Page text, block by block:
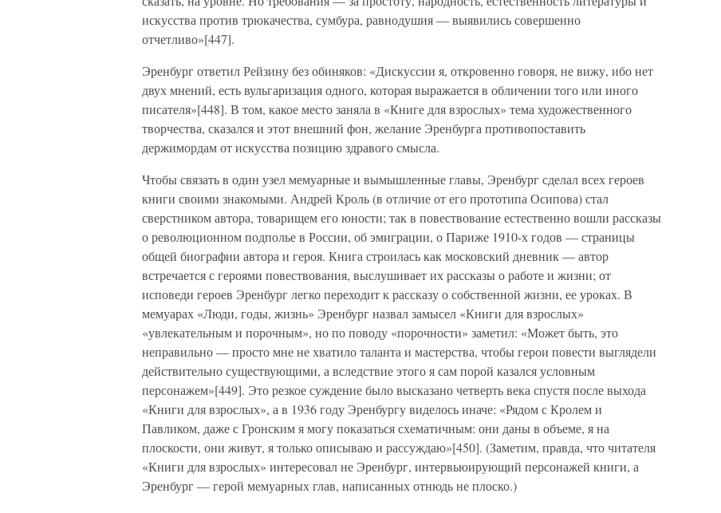
искусства против трюкачества, сумбура, равнодушия — выявились совершенно
отчетливо»[447].
Эренбург ответил Рейзину без обиняков: «Дискуссии я, откровенно говоря, не вижу, ибо нет
двух мнений, есть вульгаризация одного, которая выражается в обличении того или иного
писателя»[448]. В том, какое место заняла в «Книге для взрослых» тема художественного
творчества, сказался и этот внешний фон, желание Эренбурга противопоставить
держимордам от искусства позицию здравого смысла.
Чтобы связать в один узел мемуарные и вымышленные главы, Эренбург сделал всех героев
книги своими знакомыми. Андрей Кроль (в отличие от его прототипа Осипова) стал
сверстником автора, товарищем его юности; так в повествование естественно вошли рассказы
о революционном подполье в России, об эмиграции, о Париже 1910-х годов — страницы
общей биографии автора и героя. Книга строилась как московский дневник — автор
встречается с героями повествования, выслушивает их рассказы о работе и жизни; от
исповеди героев Эренбург легко переходит к рассказу о собственной жизни, ее уроках. В
мемуарах «Люди, годы, жизнь» Эренбург назвал замысел «Книги для взрослых»
«увлекательным и порочным», но по поводу «порочности» заметил: «Может быть, это
неправильно — просто мне не хватило таланта и мастерства, чтобы герои повести выглядели
действительно существующими, а вследствие этого я сам порой казался условным
персонажем»[449]. Это резкое суждение было высказано четверть века спустя после выхода
«Книги для взрослых», а в 1936 году Эренбургу виделось иначе: «Рядом с Кролем и
Павликом, даже с Гронским я могу показаться схематичным: они даны в объеме, я на
плоскости, они живут, я только описываю и рассуждаю»[450]. (Заметим, правда, что читателя
«Книги для взрослых» интересовал не Эренбург, интервьюирующий персонажей книги, а
Эренбург — герой мемуарных глав, написанных отнюдь не плоско.)